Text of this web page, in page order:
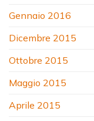
Gennaio 2016
Dicembre 2015
Ottobre 2015
Maggio 2015
Aprile 2015